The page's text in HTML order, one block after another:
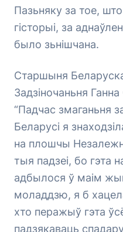
Пазьняку за тое,
гісторыі, за
было зьнішчана.
Старшыня
Задзіночаньня
“Падчас змаганьня
Беларусі я
на плошчы
тыя падзеі, бо гэта
адбылося ў маім
моладдзю, я б
хто перажыў гэта
падзякаваць